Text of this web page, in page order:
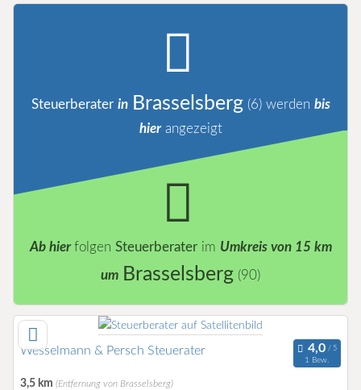
Steuerberater in Brasselsberg (6)werden bis
hierangezeigt
Ab hierfolgen Steuerberaterim Umkreis von 15 km
um Brasselsberg (90)
Wesselmann & Persch Steuerater
1 Bew.
3,5 km (Entfernung von Brasselsberg)